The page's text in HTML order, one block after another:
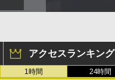
アクセスランキング
1時間 24時間